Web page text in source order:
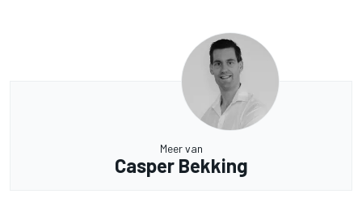
Meer van
Casper Bekking